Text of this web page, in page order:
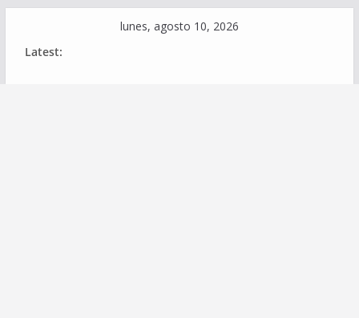
lunes, agosto 10, 2026
Latest: